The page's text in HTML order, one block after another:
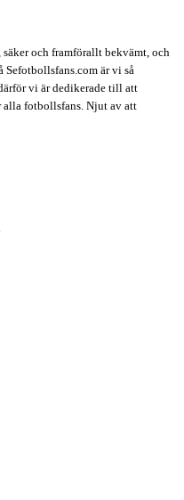
och framförallt bekvämt, och
Sefotbollsfans.com är vi så
vi är dedikerade till att
alla fotbollsfans. Njut av att